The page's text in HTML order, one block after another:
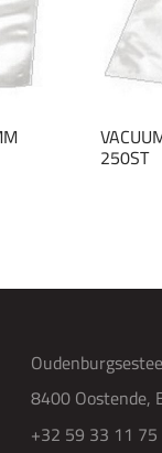
250ST
8400 Oostende,
+32 59 33 11 75